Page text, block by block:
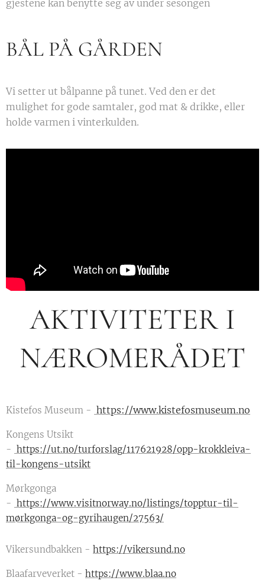
gjestene kan benytte seg av under sesongen
BÅL PÅ GÅRDEN
Vi setter ut bålpanne på tunet. Ved den er det
mulighet for gode samtaler, god mat & drikke, eller
holde varmen i vinterkulden.
AKTIVITETER I
NÆROMERÅDET
Kistefos Museum - https://www.kistefosmuseum.no
Kongens Utsikt
- https://ut.no/turforslag/117621928/opp-krokkleiva-
til-kongens-utsikt
Mørkgonga
- https://www.visitnorway.no/listings/topptur-til-
mørkgonga-og-gyrihaugen/27563/
Vikersundbakken - https://vikersund.no
Blaafarveverket - https://www.blaa.no